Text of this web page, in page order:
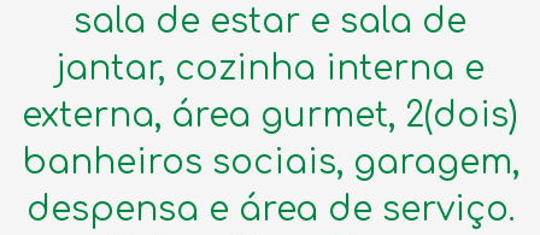
sala de estar e sala de
jantar, cozinha interna e
externa, área gurmet, 2(dois)
banheiros sociais, garagem,
despensa e área de serviço.